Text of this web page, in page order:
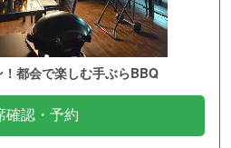
都会で楽しむ手ぶらBBQ
確認・予約